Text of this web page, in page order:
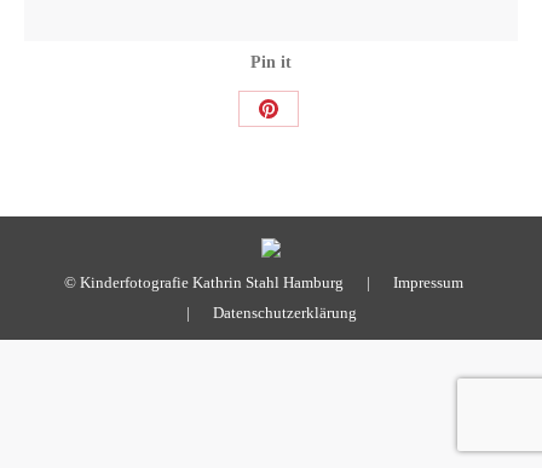
Pin it
Share
© Kinderfotografie Kathrin Stahl Hamburg | Impressum
| Datenschutzerklärung